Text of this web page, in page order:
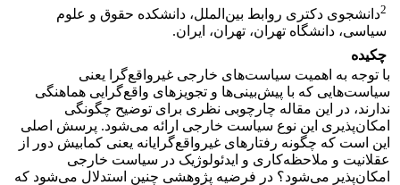
2دانشجوی دکتری روابط بین‌الملل، دانشکده حقوق و علوم
سیاسی، دانشگاه تهران، تهران، ایران.
چکیده
با توجه به اهمیت سیاست‌های خارجی غیرواقع‌گرا یعنی
سیاست‌هایی که با پیش‌بینی‌ها و تجویزهای واقع‌گرایی هماهنگی
ندارند، در این مقاله چارچوبی نظری برای توضیح چگونگی
امکان‌پذیری این نوع سیاست خارجی ارائه می‌شود. پرسش اصلی
این است که چگونه رفتارهای غیرواقع‌گرایانه یعنی کمابیش دور از
عقلانیت و ملاحظه‌کاری و ایدئولوژیک در سیاست خارجی
امکان‌پذیر می‌شود؟ در فرضیه پژوهشی چنین استدلال می‌شود که